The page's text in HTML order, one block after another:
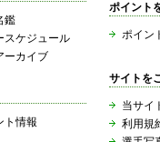
鑑
スケジュール
ーカイブ
ト情報
ポイント
ポイン
サイトを
当サイ
利用規